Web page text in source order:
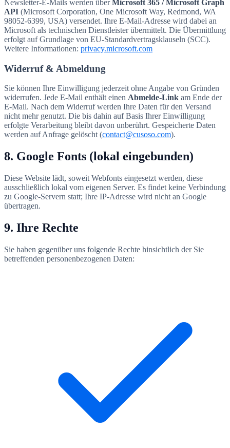
Newsletter-E-Mails werden über Microsoft 365 / Microsoft Graph
API (Microsoft Corporation, One Microsoft Way, Redmond, WA
98052-6399, USA) versendet. Ihre E-Mail-Adresse wird dabei an
Microsoft als technischen Dienstleister übermittelt. Die Übermittlung
erfolgt auf Grundlage von EU-Standardvertragsklauseln (SCC).
Weitere Informationen: privacy.microsoft.com
Widerruf & Abmeldung
Sie können Ihre Einwilligung jederzeit ohne Angabe von Gründen
widerrufen. Jede E-Mail enthält einen Abmelde-Link am Ende der
E-Mail. Nach dem Widerruf werden Ihre Daten für den Versand
nicht mehr genutzt. Die bis dahin auf Basis Ihrer Einwilligung
erfolgte Verarbeitung bleibt davon unberührt. Gespeicherte Daten
werden auf Anfrage gelöscht (contact@cusoso.com).
8. Google Fonts (lokal eingebunden)
Diese Website lädt, soweit Webfonts eingesetzt werden, diese
ausschließlich lokal vom eigenen Server. Es findet keine Verbindung
zu Google-Servern statt; Ihre IP-Adresse wird nicht an Google
übertragen.
9. Ihre Rechte
Sie haben gegenüber uns folgende Rechte hinsichtlich der Sie
betreffenden personenbezogenen Daten: